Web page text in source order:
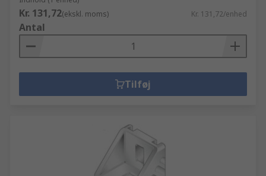
Kr. 131,72(ekskl. moms) Kr. 131,72/enhed
Antal
Tilføj